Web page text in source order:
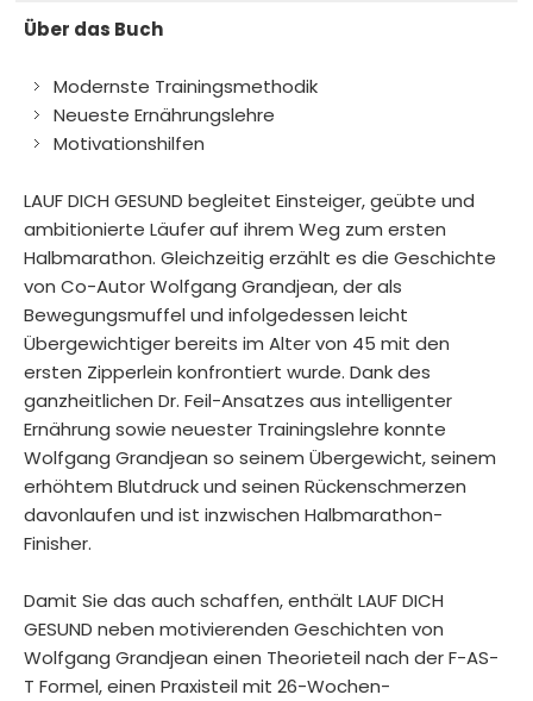
Über das Buch
Modernste Trainingsmethodik
Neueste Ernährungslehre
Motivationshilfen
LAUF DICH GESUND begleitet Einsteiger, geübte und
ambitionierte Läufer auf ihrem Weg zum ersten
Halbmarathon. Gleichzeitig erzählt es die Geschichte
von Co-Autor Wolfgang Grandjean, der als
Bewegungsmuffel und infolgedessen leicht
Übergewichtiger bereits im Alter von 45 mit den
ersten Zipperlein konfrontiert wurde. Dank des
ganzheitlichen Dr. Feil-Ansatzes aus intelligenter
Ernährung sowie neuester Trainingslehre konnte
Wolfgang Grandjean so seinem Übergewicht, seinem
erhöhtem Blutdruck und seinen Rückenschmerzen
davonlaufen und ist inzwischen Halbmarathon-
Finisher.
Damit Sie das auch schaffen, enthält LAUF DICH
GESUND neben motivierenden Geschichten von
Wolfgang Grandjean einen Theorieteil nach der F-AS-
T Formel, einen Praxisteil mit 26-Wochen-